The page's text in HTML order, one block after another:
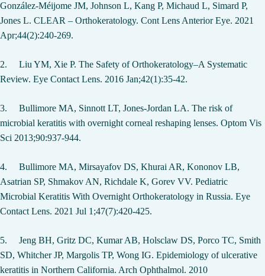
González-Méijome JM, Johnson L, Kang P, Michaud L, Simard P,
Jones L. CLEAR – Orthokeratology. Cont Lens Anterior Eye. 2021
Apr;44(2):240-269.
2.
Liu YM, Xie P. The Safety of Orthokeratology–A Systematic
Review. Eye Contact Lens. 2016 Jan;42(1):35-42.
3. Bullimore MA, Sinnott LT, Jones-Jordan LA. The risk of
microbial keratitis with overnight corneal reshaping lenses. Optom Vis
Sci 2013;90:937-944.
4. Bullimore MA, Mirsayafov DS, Khurai AR, Kononov LB,
Asatrian SP, Shmakov AN, Richdale K, Gorev VV. Pediatric
Microbial Keratitis With Overnight Orthokeratology in Russia. Eye
Contact Lens. 2021 Jul 1;47(7):420-425.
5. Jeng BH, Gritz DC, Kumar AB, Holsclaw DS, Porco TC, Smith
SD, Whitcher JP, Margolis TP, Wong IG. Epidemiology of ulcerative
keratitis in Northern California. Arch Ophthalmol. 2010